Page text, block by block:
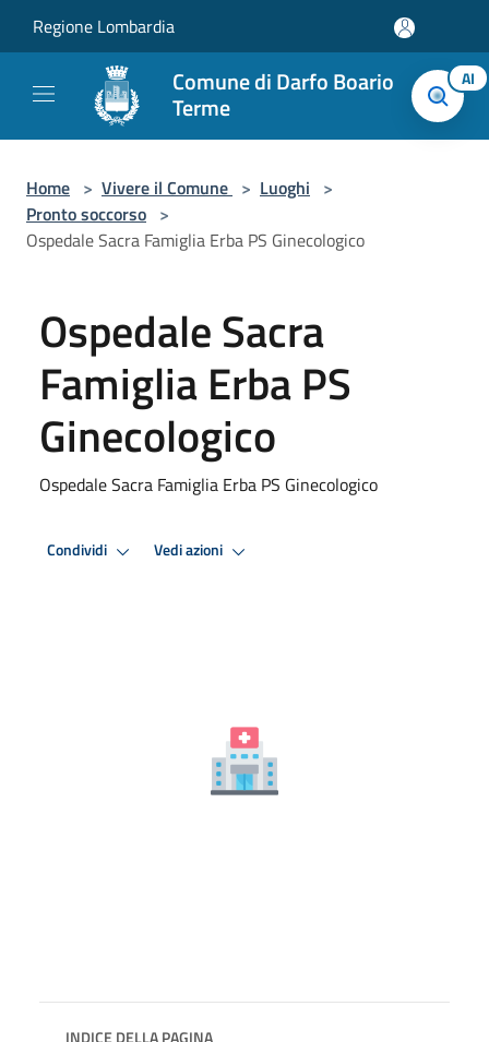
Regione Lombardia
Comune di Darfo Boario
Terme
AI
Home > Vivere il Comune > Luoghi >
Pronto soccorso >
Ospedale Sacra Famiglia Erba PS Ginecologico
Ospedale Sacra
Famiglia Erba PS
Ginecologico
Ospedale Sacra Famiglia Erba PS Ginecologico
Condividi Vedi azioni
INDICE DELLA PAGINA